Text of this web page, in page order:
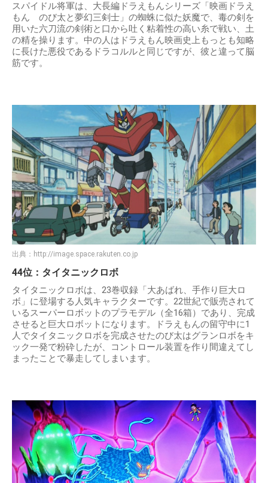
スパイドル将軍は、大長編ドラえもんシリーズ「映画ドラえ
もん のび太と夢幻三剣士」の蜘蛛に似た妖魔で、毒の剣を
用いた六刀流の剣術と口から吐く粘着性の高い糸で戦い、土
の精を操ります。中の人はドラえもん映画史上もっとも知略
に長けた悪役であるドラコルルと同じですが、彼と違って脳
筋です。
出典： http://image.space.rakuten.co.jp
44位：タイタニックロボ
タイタニックロボは、23巻収録「大あばれ、手作り巨大ロ
ボ」に登場する人気キャラクターです。22世紀で販売されて
いるスーパーロボットのプラモデル（全16箱）であり、完成
させると巨大ロボットになります。ドラえもんの留守中に1
人でタイタニックロボを完成させたのび太はグランロボをキ
ック一発で粉砕したが、コントロール装置を作り間違えてし
まったことで暴走してしまいます。